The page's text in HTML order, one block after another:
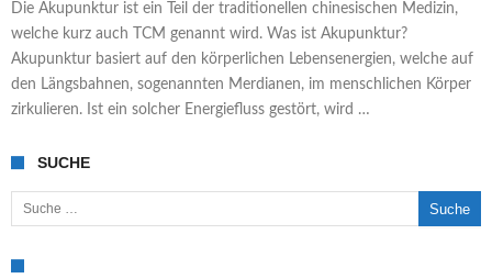
Die Akupunktur ist ein Teil der traditionellen chinesischen Medizin,
welche kurz auch TCM genannt wird. Was ist Akupunktur?
Akupunktur basiert auf den körperlichen Lebensenergien, welche auf
den Längsbahnen, sogenannten Merdianen, im menschlichen Körper
zirkulieren. Ist ein solcher Energiefluss gestört, wird …
SUCHE
Suche nach: